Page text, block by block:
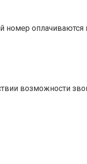
номер оплачиваются
возможности